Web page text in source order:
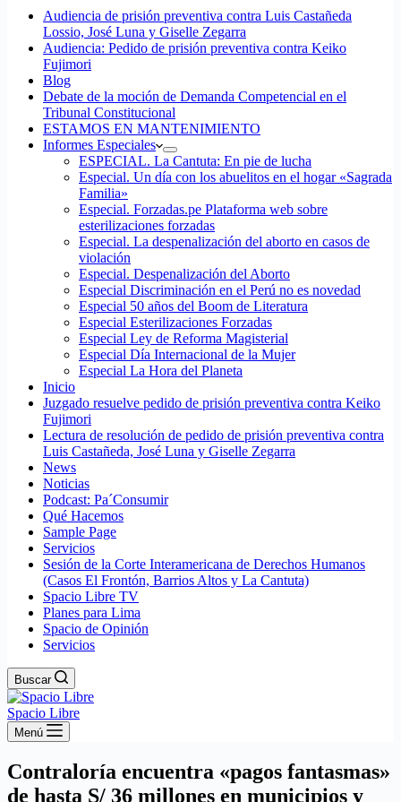
Audiencia de prisión preventiva contra Luis Castañeda
Lossio, José Luna y Giselle Zegarra
Audiencia: Pedido de prisión preventiva contra Keiko
Fujimori
Blog
Debate de la moción de Demanda Competencial en el
Tribunal Constitucional
ESTAMOS EN MANTENIMIENTO
Informes Especiales
ESPECIAL. La Cantuta: En pie de lucha
Especial. Un día con los abuelitos en el hogar «Sagrada
Familia»
Especial. Forzadas.pe Plataforma web sobre
esterilizaciones forzadas
Especial. La despenalización del aborto en casos de
violación
Especial. Despenalización del Aborto
Especial Discriminación en el Perú no es novedad
Especial 50 años del Boom de Literatura
Especial Esterilizaciones Forzadas
Especial Ley de Reforma Magisterial
Especial Día Internacional de la Mujer
Especial La Hora del Planeta
Inicio
Juzgado resuelve pedido de prisión preventiva contra Keiko
Fujimori
Lectura de resolución de pedido de prisión preventiva contra
Luis Castañeda, José Luna y Giselle Zegarra
News
Noticias
Podcast: Pa´Consumir
Qué Hacemos
Sample Page
Servicios
Sesión de la Corte Interamericana de Derechos Humanos
(Casos El Frontón, Barrios Altos y La Cantuta)
Spacio Libre TV
Planes para Lima
Spacio de Opinión
Servicios
Buscar
Spacio Libre
Menú
Contraloría encuentra «pagos fantasmas»
de hasta S/ 36 millones en municipios y